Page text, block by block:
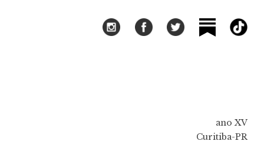
ano XV
Curitiba-PR